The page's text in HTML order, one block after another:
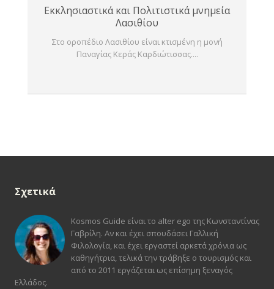
Εκκλησιαστικά και Πολιτιστικά μνημεία
Λασιθίου
Στο οροπέδιο Λασιθίου είναι κτισμένη η μονή
Παναγίας Κεράς Καρδιώτισσας....
Σχετικά
Kosmos Guide είναι το alter ego της Κωνσταντίνας
Γαβρίλη. Αν και έχει σπουδάσει Γαλλική
Φιλολογία, και έχει εργαστεί αρκετά χρόνια ως
καθηγήτρια, τελικά την τράβηξε ο τουρισμός και
από το 2011 εργάζεται ως επίσημη ξεναγός
Ελλάδος.